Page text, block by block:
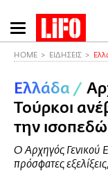
Παράκαμψη
προς
περιεχόμενο
HOME ΕΙΔΗΣΕΙΣ
Ελλάδα /
Τούρκοι
την
Ο Αρχηγός Γενικού
πρόσφατες